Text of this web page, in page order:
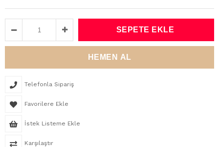
Telefonla Sipariş
Favorilere Ekle
İstek Listeme Ekle
Karşılaştır